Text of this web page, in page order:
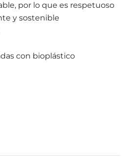
por lo que es respetuoso
y sostenible
con bioplástico